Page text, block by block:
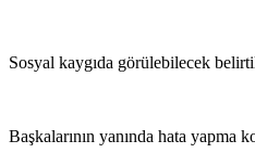
Sosyal kaygıda görülebilecek
Başkalarının yanında hata yapma